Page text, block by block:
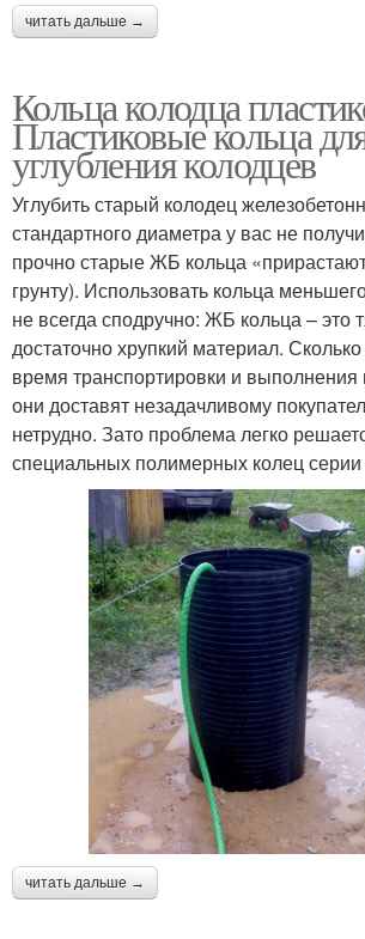
читать дальше →
Кольца колодца
Пластиковые кольца
углубления колодцев
Углубить старый колодец
стандартного диаметра у вас не
прочно старые ЖБ кольца
грунту). Использовать кольца
не всегда сподручно: ЖБ кольца – это
достаточно хрупкий материал.
время транспортировки и
они доставят незадачливому
нетрудно. Зато проблема легко
специальных полимерных колец
читать дальше →